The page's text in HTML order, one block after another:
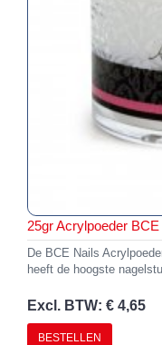
25gr Acrylpoeder
De BCE Nails
heeft de hoogste
Excl. BTW: € 4,65
BESTELLEN